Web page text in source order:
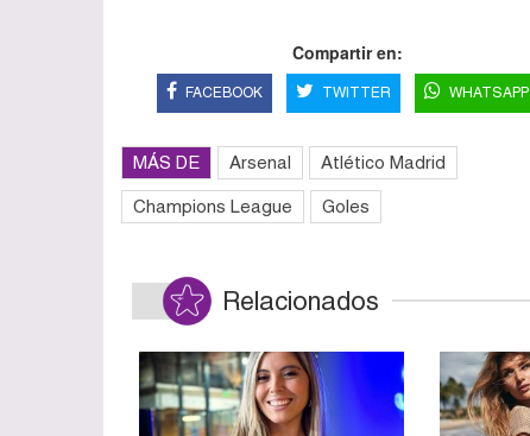
Compartir en:
FACEBOOK TWITTER WHATSAPP
MÁS DE Arsenal Atlético Madrid
Champions League Goles
Relacionados